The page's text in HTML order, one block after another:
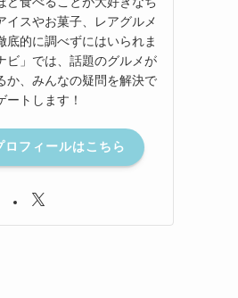
イスやお菓子、レアグルメ
底的に調べずにはいられま
ビ」では、話題のグルメが
か、みんなの疑問を解決で
ートします！
ロフィールはこちら